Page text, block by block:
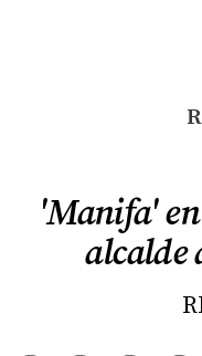
'Manifa'
alcalde